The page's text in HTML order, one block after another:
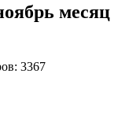
месяц
3367